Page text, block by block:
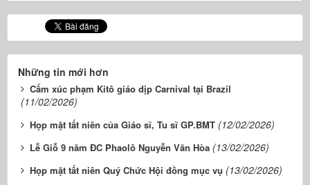
Những tin mới hơn
Cấm xúc phạm Kitô giáo dịp Carnival tại Brazil
(11/02/2026)
Họp mặt tất niên của Giáo sĩ, Tu sĩ GP.BMT (12/02/2026)
Lễ Giỗ 9 năm ĐC Phaolô Nguyễn Văn Hòa (13/02/2026)
Họp mặt tất niên Quý Chức Hội đồng mục vụ (13/02/2026)